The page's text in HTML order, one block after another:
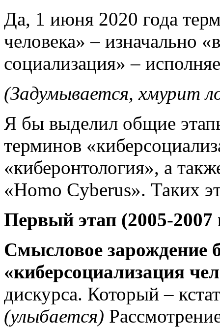
Да, 1 июня 2020 года
человека» – изначально
социализация» –
(Задумывается, хмурит
Я бы выделил общие
терминов
«киберонтология», а
«Homo Cyberus». Таких
Первый этап (2005-2007
Смысловое зарождение
«киберсоциализация
дискурса. Который –
(улыбается)